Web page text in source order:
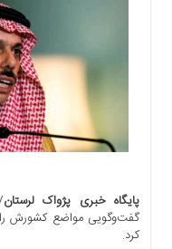
فرهنگی
علمی
پایگاه خبری پژواک لرستان
گفت‌وگویی مواضع کشورش را
کرد.